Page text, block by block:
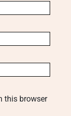
this browser